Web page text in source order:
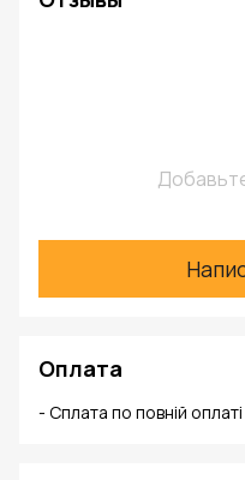
Оплата
- Сплата по повній